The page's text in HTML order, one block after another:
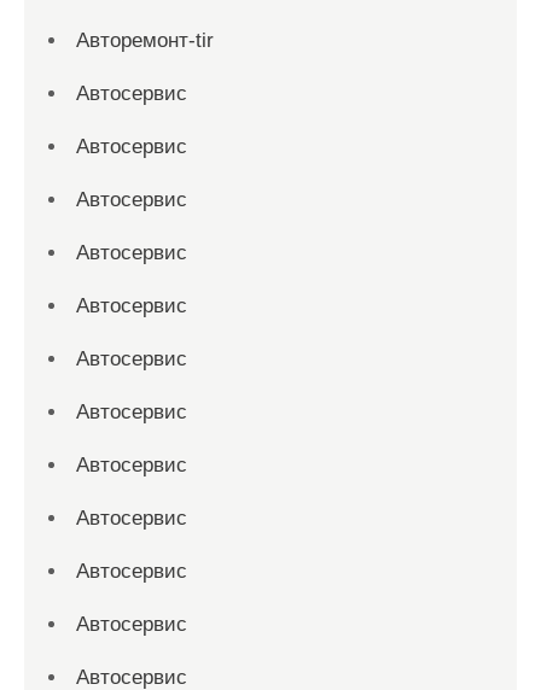
Авторемонт-tir
Автосервис
Автосервис
Автосервис
Автосервис
Автосервис
Автосервис
Автосервис
Автосервис
Автосервис
Автосервис
Автосервис
Автосервис